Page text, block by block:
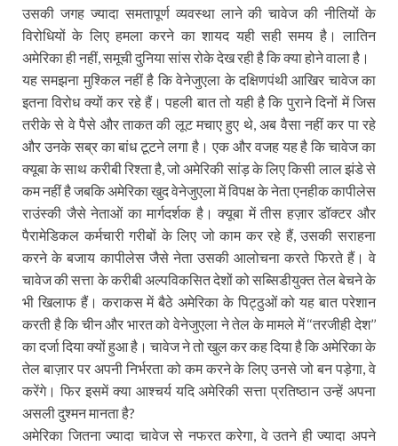
उसकी जगह ज्यादा समतापूर्ण व्यवस्था लाने की चावेज की नीतियों के
विरोधियों के लिए हमला करने का शायद यही सही समय है। लातिन
अमेरिका ही नहीं, समूची दुनिया सांस रोके देख रही है कि क्या होने वाला है।
यह समझना मुश्किल नहीं है कि वेनेजुएला के दक्षिणपंथी आखिर चावेज का
इतना विरोध क्यों कर रहे हैं। पहली बात तो यही है कि पुराने दिनों में जिस
तरीके से वे पैसे और ताकत की लूट मचाए हुए थे, अब वैसा नहीं कर पा रहे
और उनके सब्र का बांध टूटने लगा है। एक और वजह यह है कि चावेज का
क्यूबा के साथ करीबी रिश्ता है, जो अमेरिकी सांड़ के लिए किसी लाल झंडे से
कम नहीं है जबकि अमेरिका खुद वेनेजुएला में विपक्ष के नेता एनहीक कापीलेस
राउंस्की जैसे नेताओं का मार्गदर्शक है। क्यूबा में तीस हज़ार डॉक्टर और
पैरामेडिकल कर्मचारी गरीबों के लिए जो काम कर रहे हैं, उसकी सराहना
करने के बजाय कापीलेस जैसे नेता उसकी आलोचना करते फिरते हैं। वे
चावेज की सत्ता के करीबी अल्पविकसित देशों को सब्सिडीयुक्त तेल बेचने के
भी खिलाफ हैं। कराकस में बैठे अमेरिका के पिट्ठुओं को यह बात परेशान
करती है कि चीन और भारत को वेनेजुएला ने तेल के मामले में ‘‘तरजीही देश’’
का दर्जा दिया क्यों हुआ है। चावेज ने तो खुल कर कह दिया है कि अमेरिका के
तेल बाज़ार पर अपनी निर्भरता को कम करने के लिए उनसे जो बन पड़ेगा, वे
करेंगे। फिर इसमें क्या आश्चर्य यदि अमेरिकी सत्ता प्रतिष्ठान उन्हें अपना
असली दुश्मन मानता है?
अमेरिका जितना ज्यादा चावेज से नफरत करेगा, वे उतने ही ज्यादा अपने